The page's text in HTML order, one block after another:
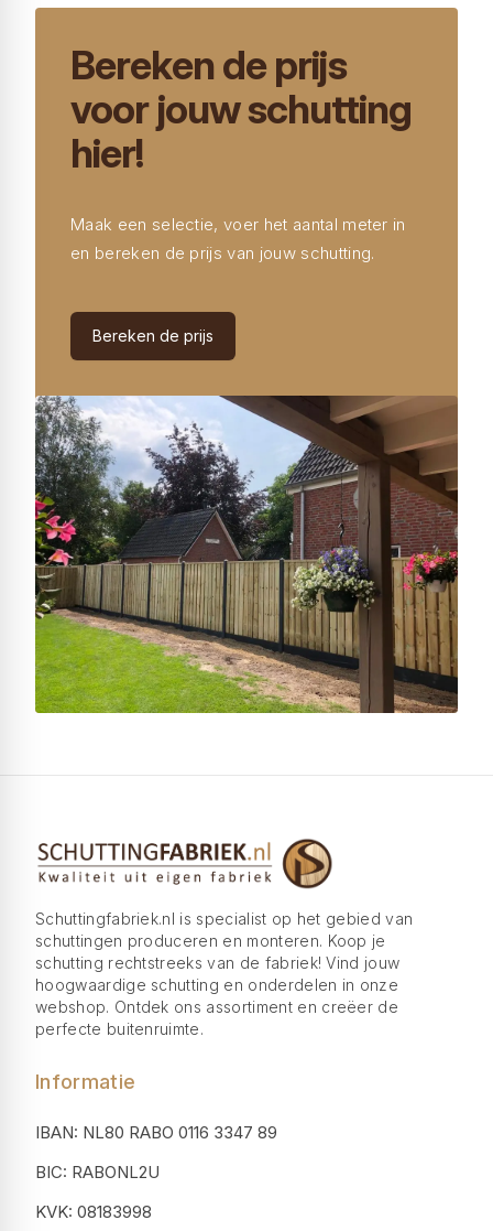
Bereken de prijs
voor jouw schutting
hier!
Maak een selectie, voer het aantal meter in
en bereken de prijs van jouw schutting.
Bereken de prijs
Schuttingfabriek.nl is specialist op het gebied van
schuttingen produceren en monteren. Koop je
schutting rechtstreeks van de fabriek! Vind jouw
hoogwaardige schutting en onderdelen in onze
webshop. Ontdek ons assortiment en creëer de
perfecte buitenruimte.
Informatie
IBAN: NL80 RABO 0116 3347 89
BIC: RABONL2U
KVK: 08183998